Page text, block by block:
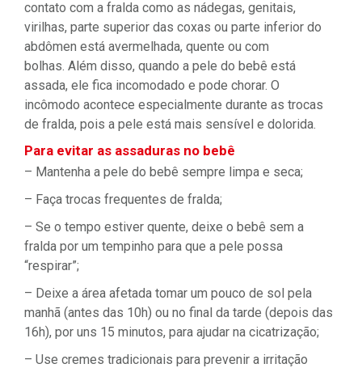
contato com a fralda como as nádegas, genitais,
virilhas, parte superior das coxas ou parte inferior do
abdômen está avermelhada, quente ou com
bolhas. Além disso, quando a pele do bebê está
assada, ele fica incomodado e pode chorar. O
incômodo acontece especialmente durante as trocas
de fralda, pois a pele está mais sensível e dolorida.
Para evitar as assaduras no bebê
– Mantenha a pele do bebê sempre limpa e seca;
– Faça trocas frequentes de fralda;
– Se o tempo estiver quente, deixe o bebê sem a
fralda por um tempinho para que a pele possa
“respirar”;
– Deixe a área afetada tomar um pouco de sol pela
manhã (antes das 10h) ou no final da tarde (depois das
16h), por uns 15 minutos, para ajudar na cicatrização;
– Use cremes tradicionais para prevenir a irritação